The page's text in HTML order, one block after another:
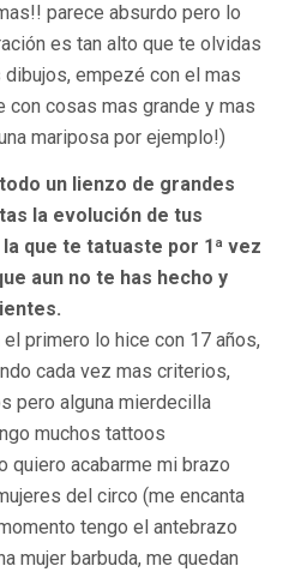
parece absurdo pero lo
es tan alto que te olvidas
empezé con el mas
con cosas mas grande y mas
mariposa por ejemplo!)
un lienzo de grandes
la evolución de tus
que te tatuaste por 1ª vez
aun no te has hecho y
primero lo hice con 17 años,
cada vez mas criterios,
pero alguna mierdecilla
muchos tattoos
quiero acabarme mi brazo
del circo (me encanta
tengo el antebrazo
mujer barbuda, me quedan